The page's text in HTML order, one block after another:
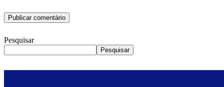
Pesquisar
Pesquisar